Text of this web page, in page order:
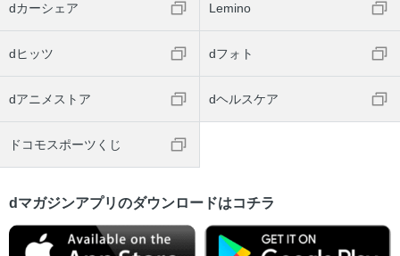
dカーシェア Lemino
dヒッツ dフォト
dアニメストア dヘルスケア
ドコモスポーツくじ
dマガジンアプリのダウンロードはコチラ